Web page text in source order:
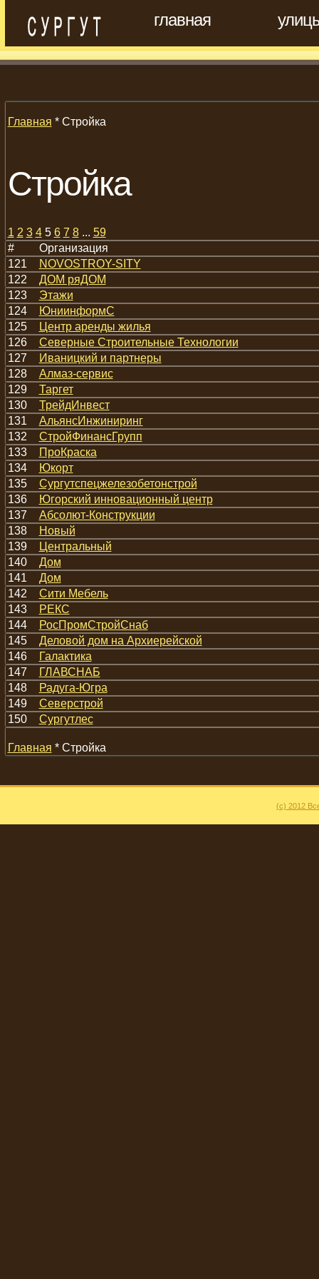
главная
Главная * Стройка
Стройка
1 2 3 45 6 7 8... 59
#
Организация
121
NOVOSTROY-SITY
122
ДОМ ряДОМ
123
Этажи
124
ЮниинформС
125
Центр аренды жилья
126
Северные Строительные Технологии
127
Иваницкий и партнеры
128
Алмаз-сервис
129
Таргет
130
ТрейдИнвест
131
АльянсИнжиниринг
132
СтройФинансГрупп
133
ПроКраска
134
Юкорт
135
Сургутспецжелезобетонстрой
136
Югорский инновационный центр
137
Абсолют-Конструкции
138
Новый
139
Центральный
140
Дом
141
Дом
142
Сити Мебель
143
РЕКС
144
РосПромСтройСнаб
145
Деловой дом на Архиерейской
146
Галактика
147
ГЛАВСНАБ
148
Радуга-Югра
149
Северстрой
150
Сургутлес
Главная * Стройка
(c) 2012